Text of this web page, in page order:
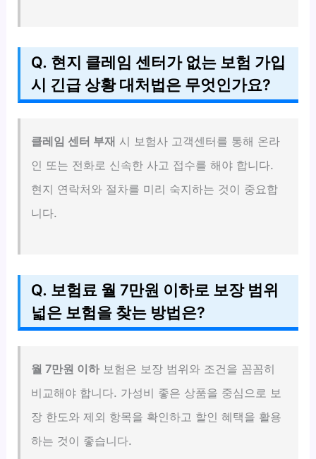
Q. 현지 클레임 센터가 없는 보험 가입
시 긴급 상황 대처법은 무엇인가요?
클레임 센터 부재 시 보험사 고객센터를 통해 온라
인 또는 전화로 신속한 사고 접수를 해야 합니다.
현지 연락처와 절차를 미리 숙지하는 것이 중요합
니다.
Q. 보험료 월 7만원 이하로 보장 범위
넓은 보험을 찾는 방법은?
월 7만원 이하보험은 보장 범위와 조건을 꼼꼼히
비교해야 합니다. 가성비 좋은 상품을 중심으로 보
장 한도와 제외 항목을 확인하고 할인 혜택을 활용
하는 것이 좋습니다.